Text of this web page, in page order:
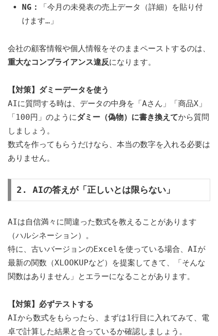
NG：
「今月の未発表の売上データ（詳細）を貼り付
けます…」
会社の顧客情報や個人情報をそのままペーストするのは、
重大なコンプライアンス違反になります。
【対策】ダミーデータを使う
AIに質問する時は、データの中身を「Aさん」「商品X」
「100円」のようにダミー（偽物）に書き換えてから質問
しましょう。
数式を作ってもらうだけなら、本当の数字を入れる必要は
ありません。
2. AIの答えが「正しいとは限らない」
AIは自信満々に間違った数式を教えることがあります
（ハルシネーション）。
特に、古いバージョンのExcelを使っている場合、AIが
最新の関数（XLOOKUPなど）を提案してきて、「そんな
関数はありません」とエラーになることがあります。
【対策】必ずテストする
AIから数式をもらったら、まずは1行目に入れてみて、電
卓で計算した結果と合っているか確認しましょう。